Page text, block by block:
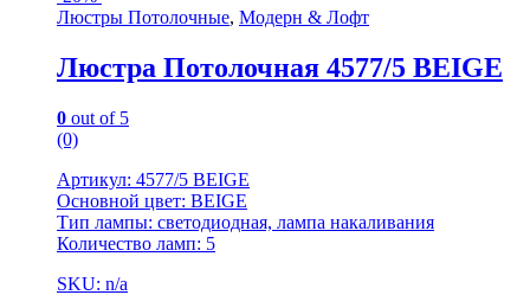
Люстры Потолочные, Модерн & Лофт
Люстра Потолочная 4577/5 BEIGE
0 out of 5
(0)
Артикул: 4577/5 BEIGE
Основной цвет: BEIGE
Тип лампы: светодиодная, лампа накаливания
Количество ламп: 5
SKU: n/a